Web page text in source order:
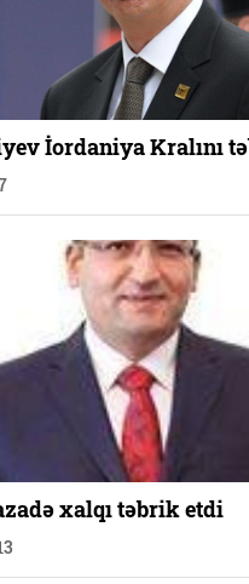
İordaniya Kralını
xalqı təbrik etdi